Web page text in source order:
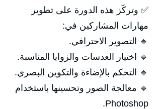
✅ وتركّز هذه الدورة على تطوير
مهارات المشاركين في:
🔹 التصوير الاحترافي.
🔹 اختيار العدسات والزوايا المناسبة.
🔹 التحكم بالإضاءة والتكوين البصري.
🔹 معالجة الصور وتحسينها باستخدام
Photoshop.